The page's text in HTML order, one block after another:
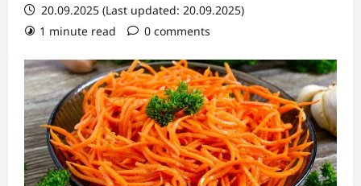
20.09.2025 (Last updated: 20.09.2025)
1 minute read
0 comments